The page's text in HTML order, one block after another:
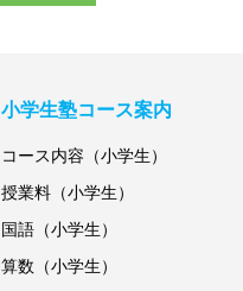
小学生塾コース案内
コース内容（小学生）
授業料（小学生）
国語（小学生）
算数（小学生）